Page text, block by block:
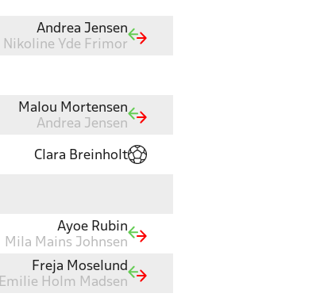
Andrea Jensen
Nikoline Yde Frimor
Malou Mortensen
Andrea Jensen
Clara Breinholt
Ayoe Rubin
Mila Mains Johnsen
Freja Moselund
Emilie Holm Madsen